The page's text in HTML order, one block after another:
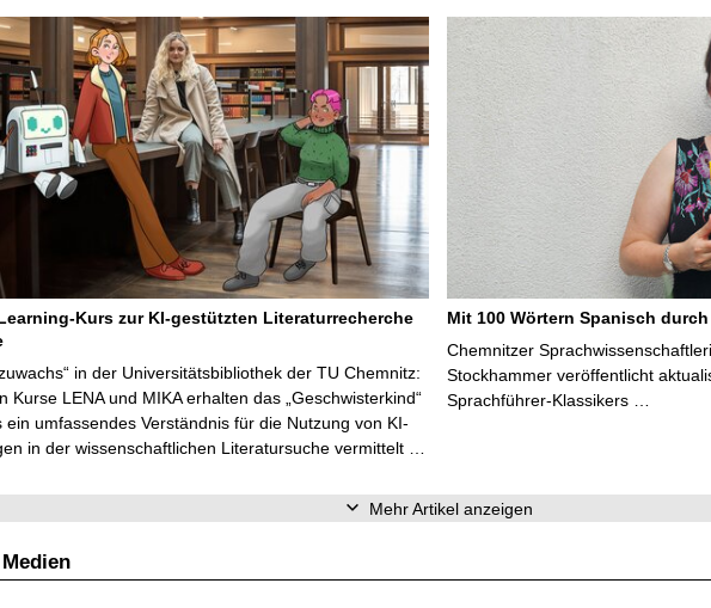
Kurs zur KI-gestützten Literaturrecherche
in der Universitätsbibliothek der TU Chemnitz:
Kurse LENA und MIKA erhalten das „Geschwisterkind“
ein umfassendes Verständnis für die Nutzung von KI-
in der wissenschaftlichen Literatursuche vermittelt …
Mit 100 Wörtern Spanisch
Chemnitzer
Stockhammer veröffentlicht
Sprachführer-Klassikers …
Mehr Artikel anzeigen